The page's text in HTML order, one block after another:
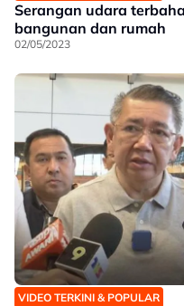
Serangan udara
bangunan dan rumah
02/05/2023
VIDEO TERKINI & POPULAR